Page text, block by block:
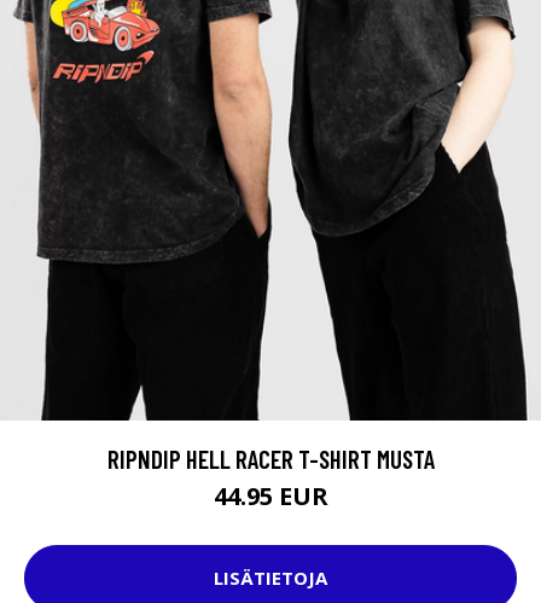
RIPNDIP HELL RACER T-SHIRT MUSTA
44.95 EUR
LISÄTIETOJA